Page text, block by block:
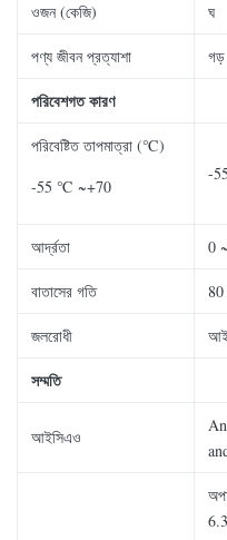
ওজন (কেজি) ঘ
পণ্য জীবন প্রত্যাশা
পরিবেশগত কারণ
পরিবেষ্টিত তাপমাত্রা (℃)
-55 ℃ ~+70
-
আর্দ্রতা 0
বাতাসের গতি 80
জলরোধী
সম্মতি
আইসিএও
6.3